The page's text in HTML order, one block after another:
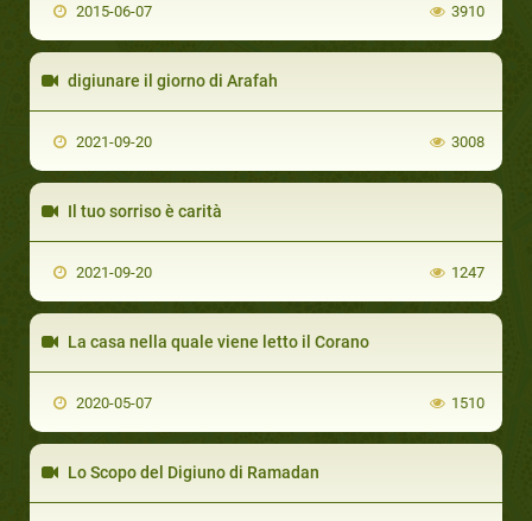
2015-06-07 3910
digiunare il giorno di Arafah
2021-09-20 3008
Il tuo sorriso è carità
2021-09-20 1247
La casa nella quale viene letto il Corano
2020-05-07 1510
Lo Scopo del Digiuno di Ramadan